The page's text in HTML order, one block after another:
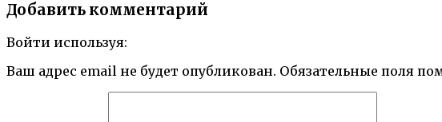
Добавить комментарий
Войти используя:
Ваш адрес email не будет опубликован. Обязательные поля